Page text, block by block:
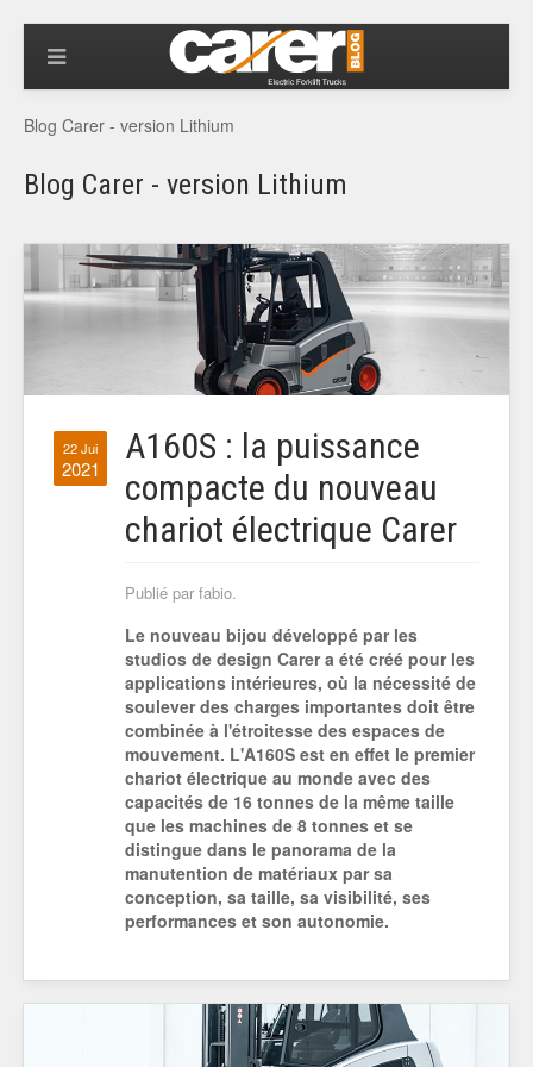
Blog Carer - version Lithium
Blog Carer - version Lithium
22 Jui
2021
A160S : la puissance
compacte du nouveau
chariot électrique Carer
Publié par fabio.
Le nouveau bijou développé par les
studios de design Carer a été créé pour les
applications intérieures, où la nécessité de
soulever des charges importantes doit être
combinée à l'étroitesse des espaces de
mouvement. L'A160S est en effet le premier
chariot électrique au monde avec des
capacités de 16 tonnes de la même taille
que les machines de 8 tonnes et se
distingue dans le panorama de la
manutention de matériaux par sa
conception, sa taille, sa visibilité, ses
performances et son autonomie.